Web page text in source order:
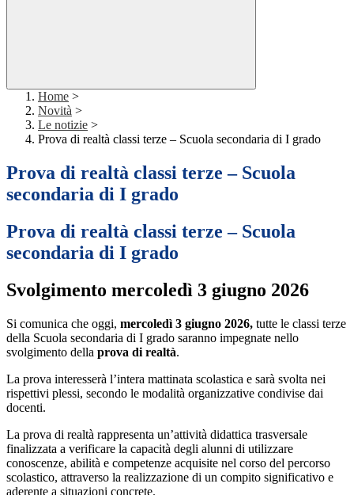
Home >
Novità >
Le notizie >
Prova di realtà classi terze – Scuola secondaria di I grado
Prova di realtà classi terze – Scuola
secondaria di I grado
Prova di realtà classi terze – Scuola
secondaria di I grado
Svolgimento mercoledì 3 giugno 2026
Si comunica che oggi, mercoledì 3 giugno 2026, tutte le classi terze
della Scuola secondaria di I grado saranno impegnate nello
svolgimento della prova di realtà.
La prova interesserà l’intera mattinata scolastica e sarà svolta nei
rispettivi plessi, secondo le modalità organizzative condivise dai
docenti.
La prova di realtà rappresenta un’attività didattica trasversale
finalizzata a verificare la capacità degli alunni di utilizzare
conoscenze, abilità e competenze acquisite nel corso del percorso
scolastico, attraverso la realizzazione di un compito significativo e
aderente a situazioni concrete.